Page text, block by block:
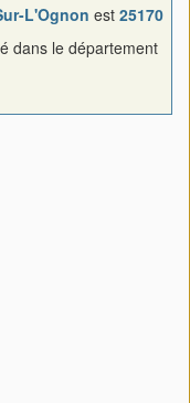
L'Ognon est 25170
dans le département